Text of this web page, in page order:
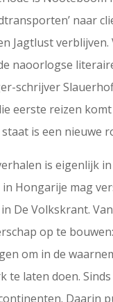
naar
Jagtlust
naoorlogse
schrijver
eerste reizen
is een nieuwe
is eigenlijk
Hongarije mag
De Volkskrant.
op te
om in de
te laten doen.
Daarin